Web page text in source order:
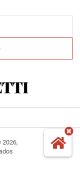
2026,